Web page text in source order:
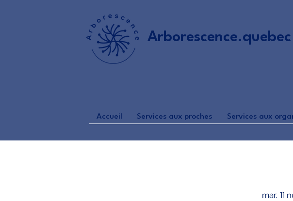
Arborescence.quebec
Accueil Services aux proches Services aux
mar. 11